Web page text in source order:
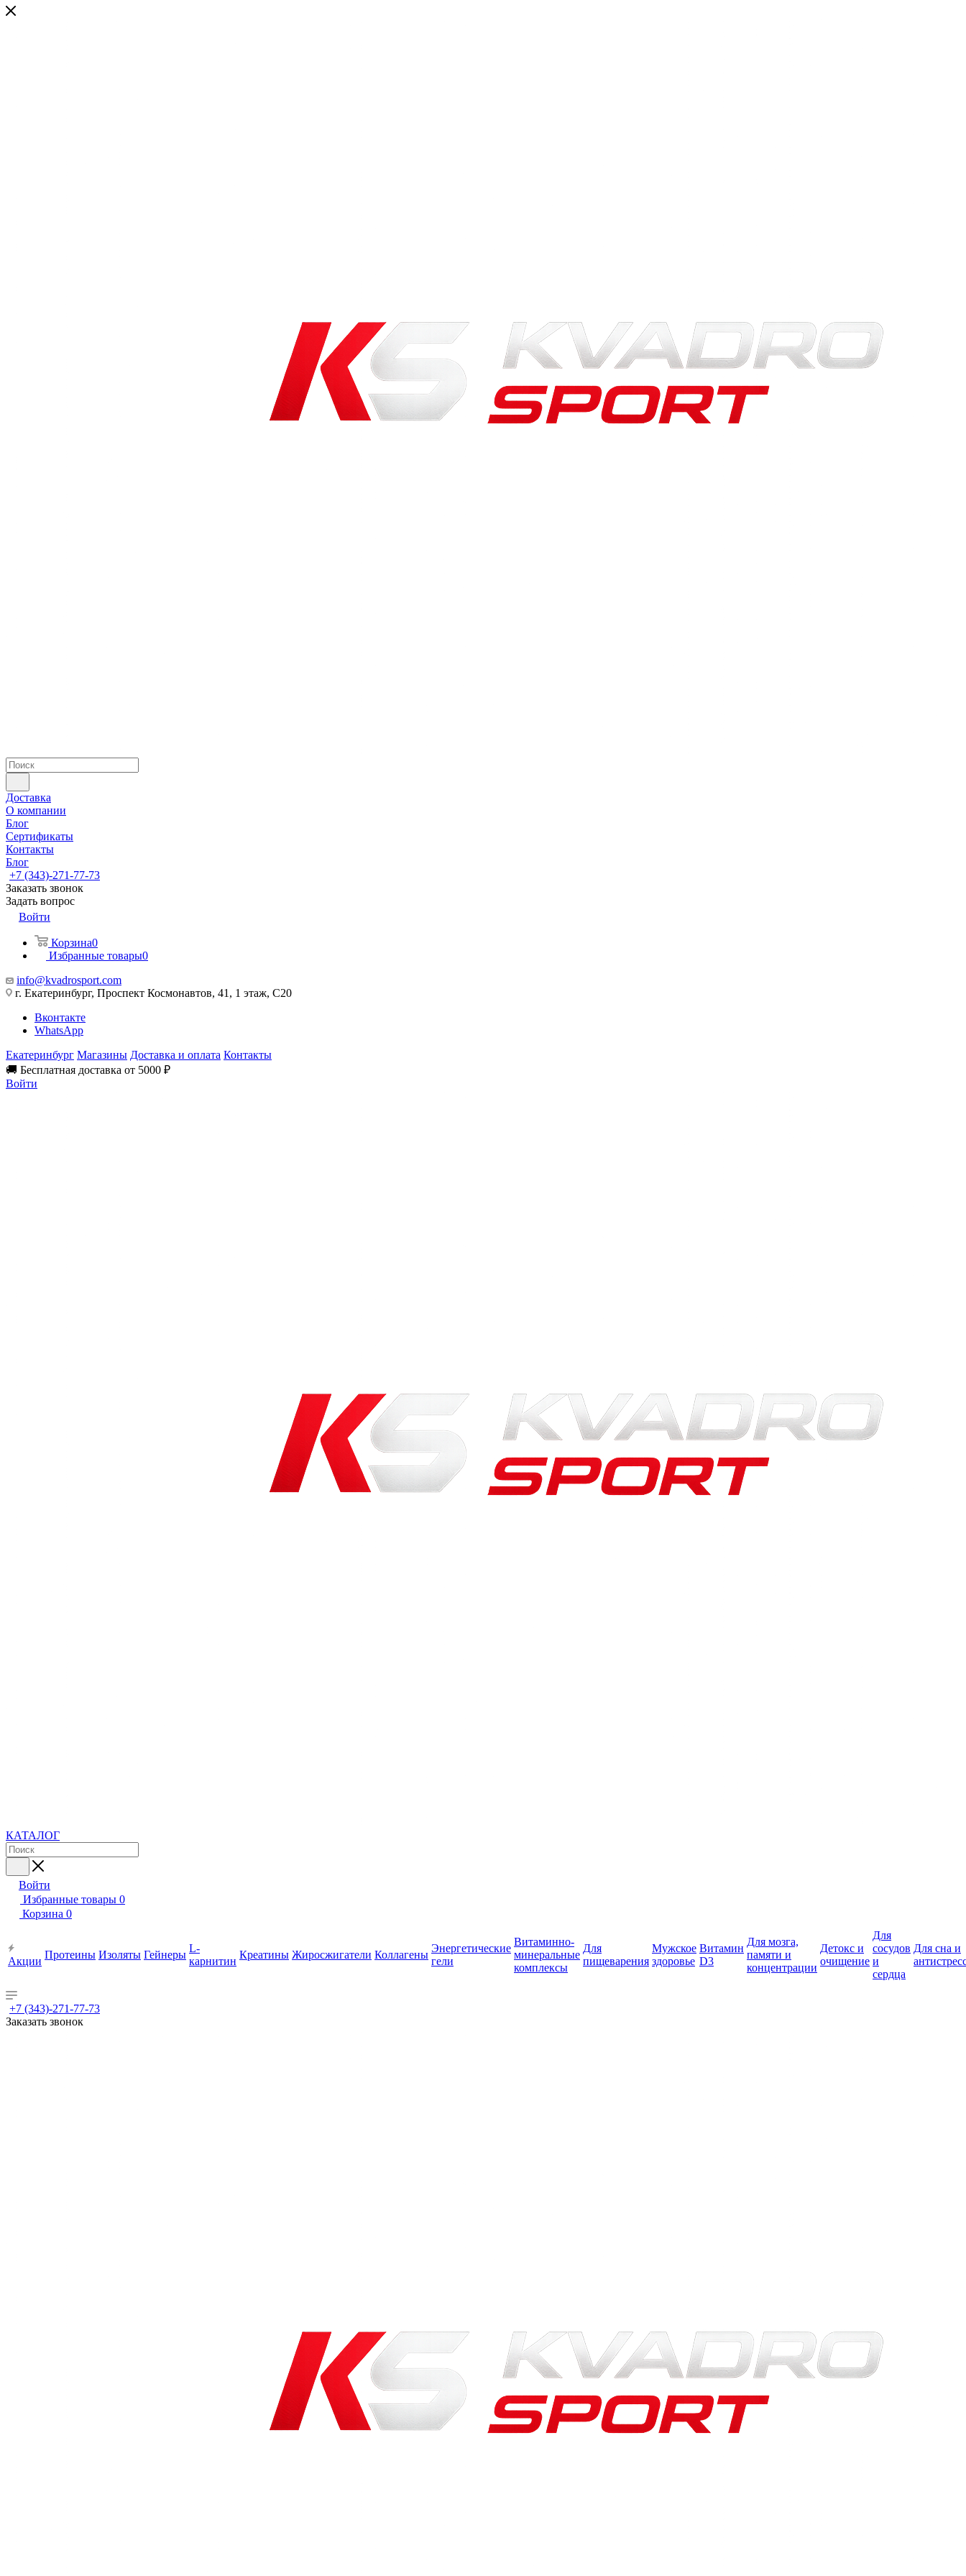
Доставка
О компании
Блог
Сертификаты
Контакты
Блог
+7 (343)-271-77-73
Заказать звонок
Задать вопрос
Войти
Корзина0
Избранные товары0
info@kvadrosport.com
г. Екатеринбург, Проспект Космонавтов, 41, 1 этаж, С20
Вконтакте
WhatsApp
Екатеринбург Магазины Доставка и оплата Контакты
🚚 Бесплатная доставка от 5000 ₽
Войти
КАТАЛОГ
Войти
Избранные товары 0
Корзина 0
Акции
Протеины Изоляты Гейнеры
L-
карнитин
Креатины Жиросжигатели Коллагены
Энергетические
гели
Витаминно-
минеральные
комплексы
Для
пищеварения
Мужское
здоровье
Витамин
D3
Для мозга,
памяти и
концентрации
Детокс и
очищение
Для
сосудов
и
сердца
Для сна и
+7 (343)-271-77-73
Заказать звонок